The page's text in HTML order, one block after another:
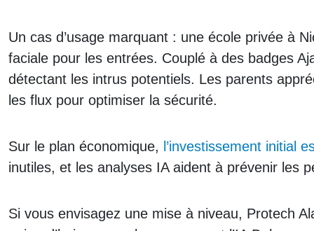
Un cas d’usage marquant : une école privée à
faciale pour les entrées. Couplé à des badges
détectant les intrus potentiels. Les parents
les flux pour optimiser la sécurité.
Sur le plan économique, l’investissement initial
inutiles, et les analyses IA aident à prévenir les
Si vous envisagez une mise à niveau, Protech